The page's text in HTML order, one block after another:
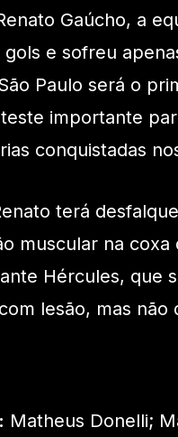
Gaúcho, a
e sofreu
Paulo será o
importante
conquistadas
terá
muscular na
Hércules, que
lesão, mas
Matheus Donelli;